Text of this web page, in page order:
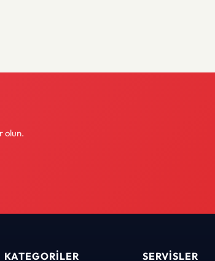
olun.
KATEGORILER SERVISLER